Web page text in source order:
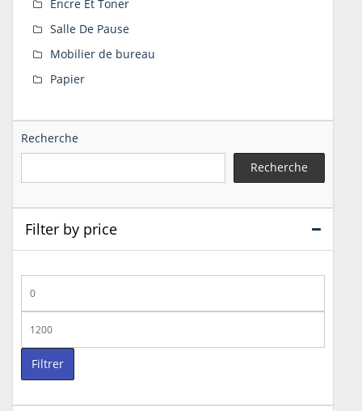
Encre Et Toner
Salle De Pause
Mobilier de bureau
Papier
Recherche
Recherche
Filter by price
min
max
Filtrer